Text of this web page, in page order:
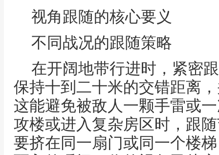
视角跟随的核心要义
不同战况的跟随策略
在开阔地带行进时，紧密
保持十到二十米的交错距离
这能避免被敌人一颗手雷或
攻楼或进入复杂房区时，跟
要挤在同一扇门或同一个楼